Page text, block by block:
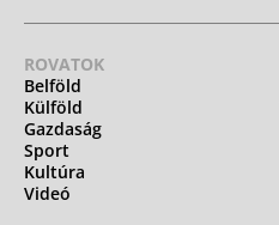
ROVATOK
Belföld
Külföld
Gazdaság
Sport
Kultúra
Videó